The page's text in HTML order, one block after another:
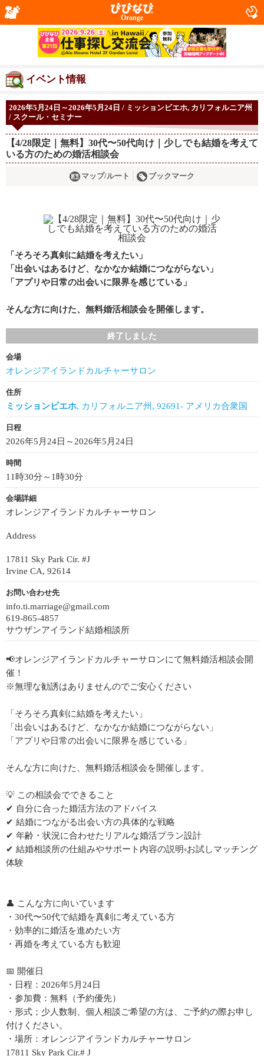
Orange
イベント情報
2026年5月24日～2026年5月24日 / ミッションビエホ, カリフォルニア州
/ スクール・セミナー
【4/28限定｜無料】30代〜50代向け｜少しでも結婚を考えて
いる方のための婚活相談会
マップ/ルート ブックマーク
「そろそろ真剣に結婚を考えたい」
「出会いはあるけど、なかなか結婚につながらない」
「アプリや日常の出会いに限界を感じている」
そんな方に向けた、無料婚活相談会を開催します。
終了しました
会場
オレンジアイランドカルチャーサロン
住所
ミッションビエホ, カリフォルニア州, 92691- アメリカ合衆国
日程
2026年5月24日～2026年5月24日
時間
11時30分～1時30分
会場詳細
オレンジアイランドカルチャーサロン
Address
17811 Sky Park Cir. #J
Irvine CA, 92614
お問い合わせ先
info.ti.marriage@gmail.com
619-865-4857
サウザンアイランド結婚相談所
📢オレンジアイランドカルチャーサロンにて無料婚活相談会開
催！
※無理な勧誘はありませんのでご安心ください
「そろそろ真剣に結婚を考えたい」
「出会いはあるけど、なかなか結婚につながらない」
「アプリや日常の出会いに限界を感じている」
そんな方に向けた、無料婚活相談会を開催します。
💡 この相談会でできること
✔ 自分に合った婚活方法のアドバイス
✔ 結婚につながる出会い方の具体的な戦略
✔ 年齢・状況に合わせたリアルな婚活プラン設計
✔ 結婚相談所の仕組みやサポート内容の説明◦お試しマッチング
体験
👤 こんな方に向いています
・30代〜50代で結婚を真剣に考えている方
・効率的に婚活を進めたい方
・再婚を考えている方も歓迎
📅 開催日
・日程：2026年5月24日
・参加費：無料（予約優先）
・形式；少人数制、個人相談ご希望の方は、ご予約の際お申し
付けください。
・場所：オレンジアイランドカルチャーサロン
17811 Sky Park Cir.# J